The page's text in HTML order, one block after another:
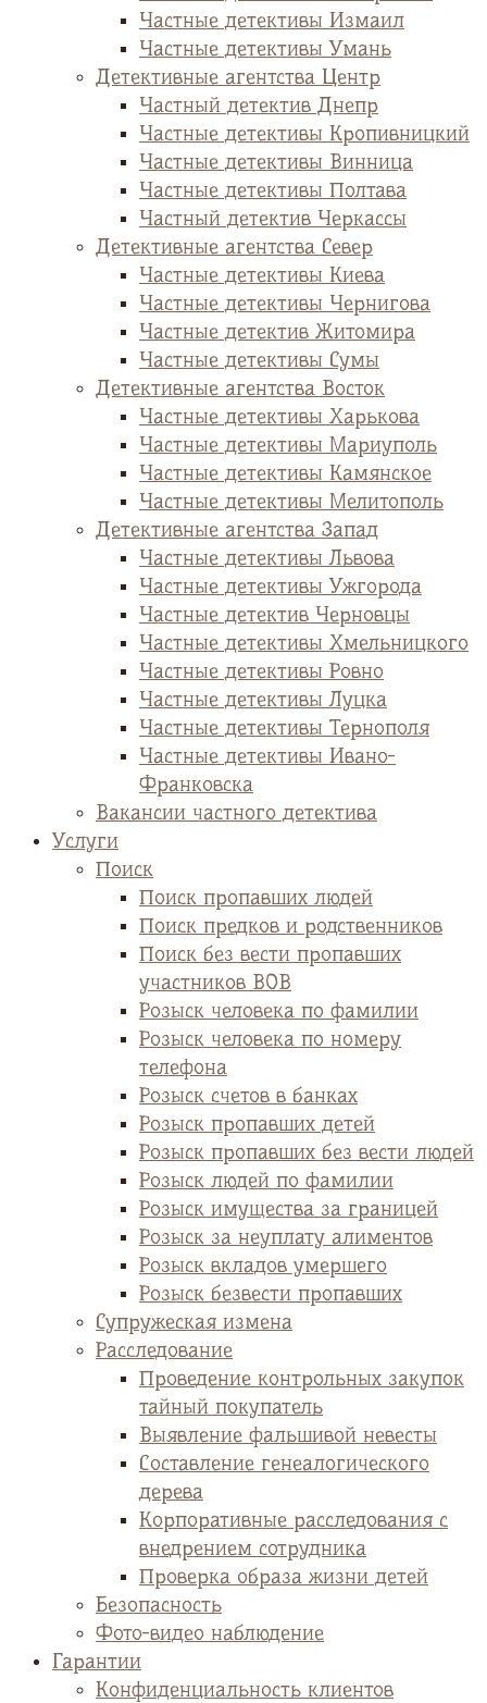
Частные детективы Измаил
Частные детективы Умань
Детективные агентства Центр
Частный детектив Днепр
Частные детективы Кропивницкий
Частные детективы Винница
Частные детективы Полтава
Частный детектив Черкассы
Детективные агентства Север
Частные детективы Киева
Частные детективы Чернигова
Частные детектив Житомира
Частные детективы Сумы
Детективные агентства Восток
Частные детективы Харькова
Частные детективы Мариуполь
Частные детективы Камянское
Частные детективы Мелитополь
Детективные агентства Запад
Частные детективы Львова
Частные детективы Ужгорода
Частные детектив Черновцы
Частные детективы Хмельницкого
Частные детективы Ровно
Частные детективы Луцка
Частные детективы Тернополя
Частные детективы Ивано-
Франковска
Вакансии частного детектива
Услуги
Поиск
Поиск пропавших людей
Поиск предков и родственников
Поиск без вести пропавших
участников ВОВ
Розыск человека по фамилии
Розыск человека по номеру
телефона
Розыск счетов в банках
Розыск пропавших детей
Розыск пропавших без вести людей
Розыск людей по фамилии
Розыск имущества за границей
Розыск за неуплату алиментов
Розыск вкладов умершего
Розыск безвести пропавших
Супружеская измена
Расследование
Проведение контрольных закупок
тайный покупатель
Выявление фальшивой невесты
Cоставление генеалогического
дерева
Корпоративные расследования с
внедрением сотрудника
Проверка образа жизни детей
Безопасность
Фото-видео наблюдение
Гарантии
Конфиденциальность клиентов